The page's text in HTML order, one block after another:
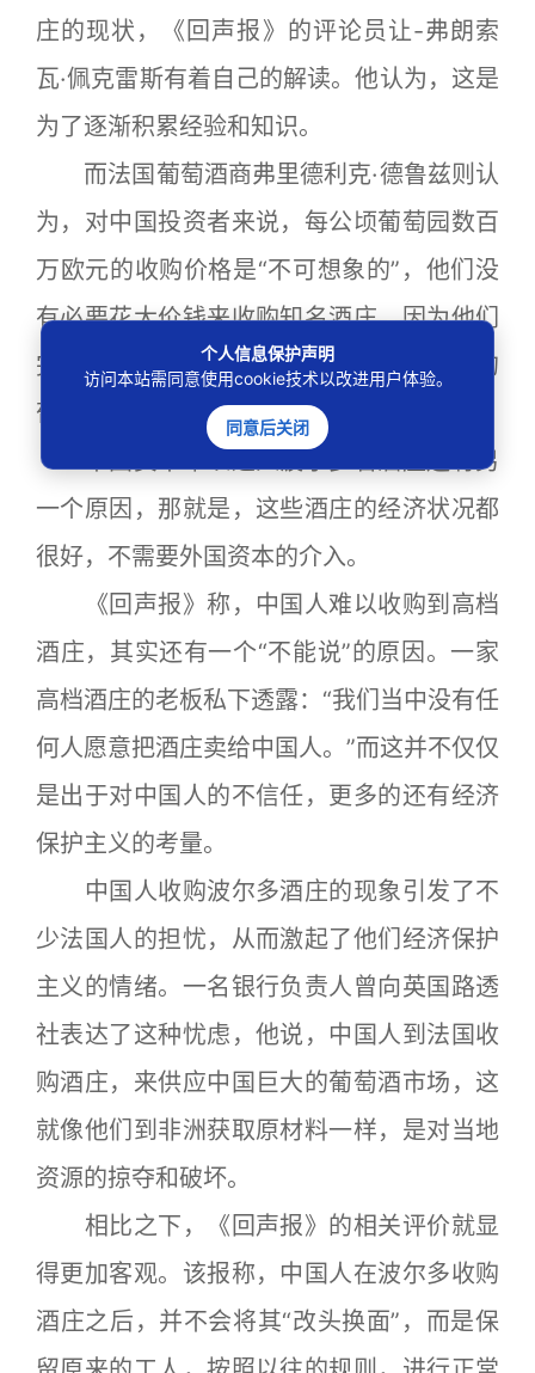
庄的现状，《回声报》的评论员让-弗朗索
瓦·佩克雷斯有着自己的解读。他认为，这是
为了逐渐积累经验和知识。
而法国葡萄酒商弗里德利克·德鲁兹则认
为，对中国投资者来说，每公顷葡萄园数百
万欧元的收购价格是“不可想象的”，他们没
有必要花大价钱来收购知名酒庄，因为他们
完全有办法在购买小酒庄后，让那里出产的
葡萄酒迅速升值。
中国资本难以进入波尔多名酒庄还有另
一个原因，那就是，这些酒庄的经济状况都
很好，不需要外国资本的介入。
《回声报》称，中国人难以收购到高档
酒庄，其实还有一个“不能说”的原因。一家
高档酒庄的老板私下透露：“我们当中没有任
何人愿意把酒庄卖给中国人。”而这并不仅仅
是出于对中国人的不信任，更多的还有经济
保护主义的考量。
中国人收购波尔多酒庄的现象引发了不
少法国人的担忧，从而激起了他们经济保护
主义的情绪。一名银行负责人曾向英国路透
社表达了这种忧虑，他说，中国人到法国收
购酒庄，来供应中国巨大的葡萄酒市场，这
就像他们到非洲获取原材料一样，是对当地
资源的掠夺和破坏。
相比之下，《回声报》的相关评价就显
得更加客观。该报称，中国人在波尔多收购
酒庄之后，并不会将其“改头换面”，而是保
个人信息保护声明
访问本站需同意使用cookie技术以改进用户体验。
同意后关闭